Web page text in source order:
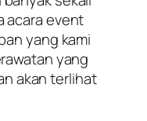
acara event
yang kami
yang
akan terlihat